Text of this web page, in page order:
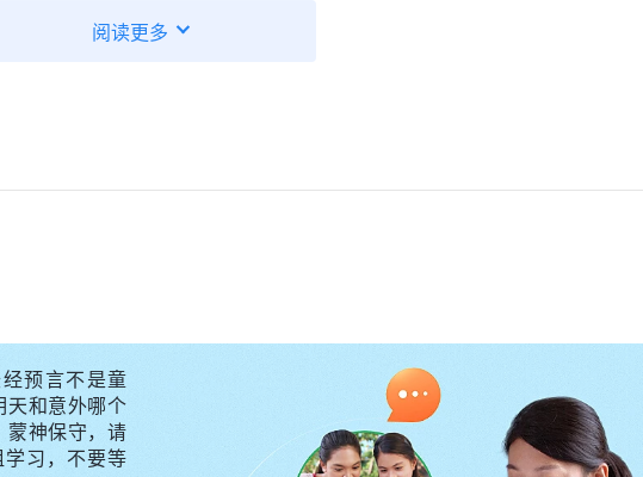
自己的处境，不知道这次会判我几年，如果被判刑坐牢，这辈子就
的真正含义，今天深知这话的实际意义。这句话是神在末世要成就
所以，这话是成就在你们这班人身上的。
。借着大红龙的逼迫，让我看清了共产党抵挡神的恶魔实质，从心
“来，今晚上咱们做个游戏，先从你开始。”说完，三个犯人就走
这么大人了却被他们脱光衣服，感觉脸上火辣辣的。犯人们哈哈大
阅读更多
预言不是童
天和意外哪个
蒙神保守，请
习，不要等